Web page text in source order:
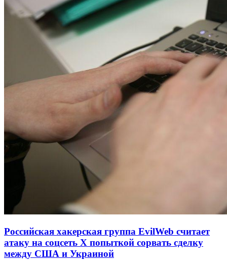
Российская хакерская группа EvilWeb считает
атаку на соцсеть Х попыткой сорвать сделку
между США и Украиной